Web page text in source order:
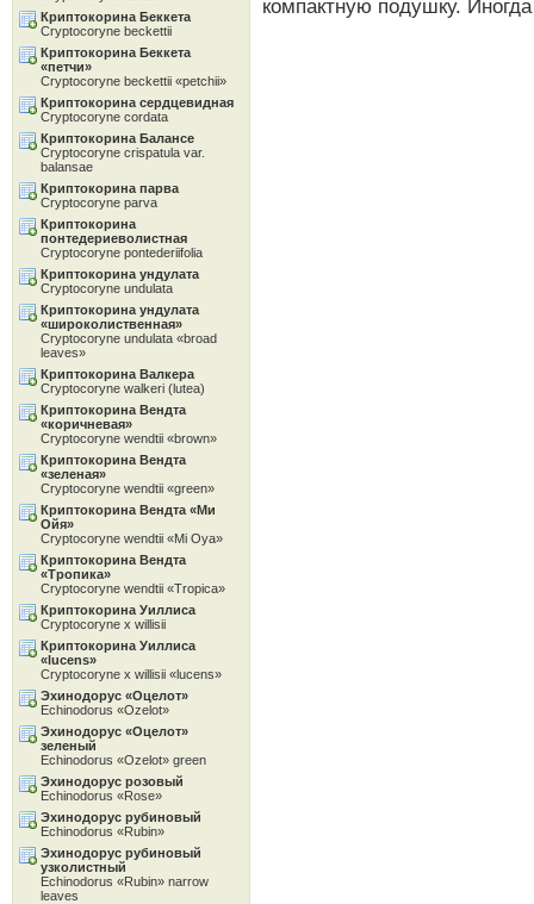
компактную подушку.
Криптокорина Беккета
Cryptocoryne beckettii
Криптокорина Беккета
«петчи»
Cryptocoryne beckettii «petchii»
Криптокорина сердцевидная
Cryptocoryne cordata
Криптокорина Балансе
Cryptocoryne crispatula var.
balansae
Криптокорина парва
Cryptocoryne parva
Криптокорина
понтедериеволистная
Cryptocoryne pontederiifolia
Криптокорина ундулата
Cryptocoryne undulata
Криптокорина ундулата
«широколиственная»
Cryptocoryne undulata «broad
leaves»
Криптокорина Валкера
Cryptocoryne walkeri (lutea)
Криптокорина Вендта
«коричневая»
Cryptocoryne wendtii «brown»
Криптокорина Вендта
«зеленая»
Cryptocoryne wendtii «green»
Криптокорина Вендта «Ми
Ойя»
Cryptocoryne wendtii «Mi Oya»
Криптокорина Вендта
«Тропика»
Cryptocoryne wendtii «Tropica»
Криптокорина Уиллиса
Cryptocoryne x willisii
Криптокорина Уиллиса
«lucens»
Cryptocoryne x willisii «lucens»
Эхинодорус «Oцелот»
Echinodorus «Ozelot»
Эхинодорус «Oцелот»
зеленый
Echinodorus «Ozelot» green
Эхинодорус розовый
Echinodorus «Rose»
Эхинодорус рубиновый
Echinodorus «Rubin»
Эхинодорус рубиновый
узколистный
Echinodorus «Rubin» narrow
leaves